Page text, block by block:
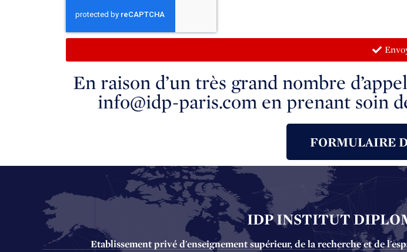
En raison d’un très grand nombre
info@idp-paris.com en prenant soin
FORMULAIRE
IDP INSTITUT
Etablissement privé d'enseignement supérieur, de la recherche et de